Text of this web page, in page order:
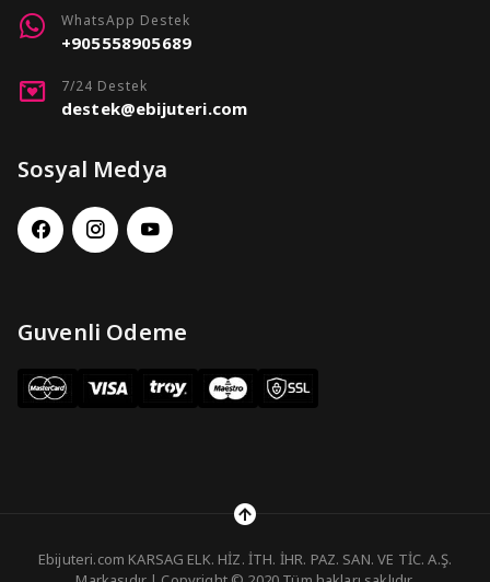
WhatsApp Destek
+905558905689
7/24 Destek
destek@ebijuteri.com
Sosyal Medya
Guvenli Odeme
Ebijuteri.com KARSAG ELK. HİZ. İTH. İHR. PAZ. SAN. VE TİC. A.Ş.